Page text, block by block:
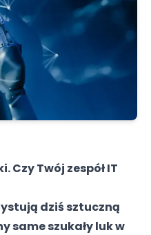
Czy Twój zespół IT
dziś sztuczną
same szukały luk w